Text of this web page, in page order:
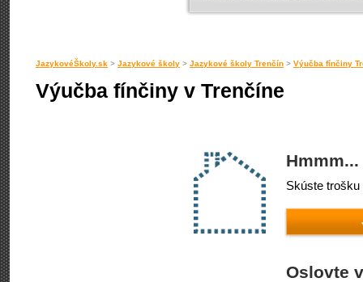
JazykovéŠkoly.sk > Jazykové školy > Jazykové školy Trenčín > Výučba fínčiny
Výučba fínčiny v Trenčíne
Skúste
Oslovte